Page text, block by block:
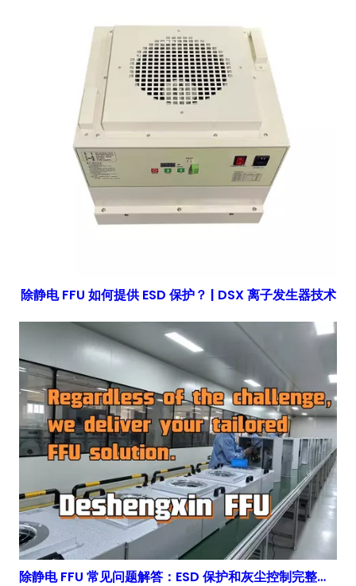
除静电 FFU 如何提供 ESD 保护？ | DSX 离子发生器技术
除静电 FFU 常见问题解答：ESD 保护和灰尘控制完整指南